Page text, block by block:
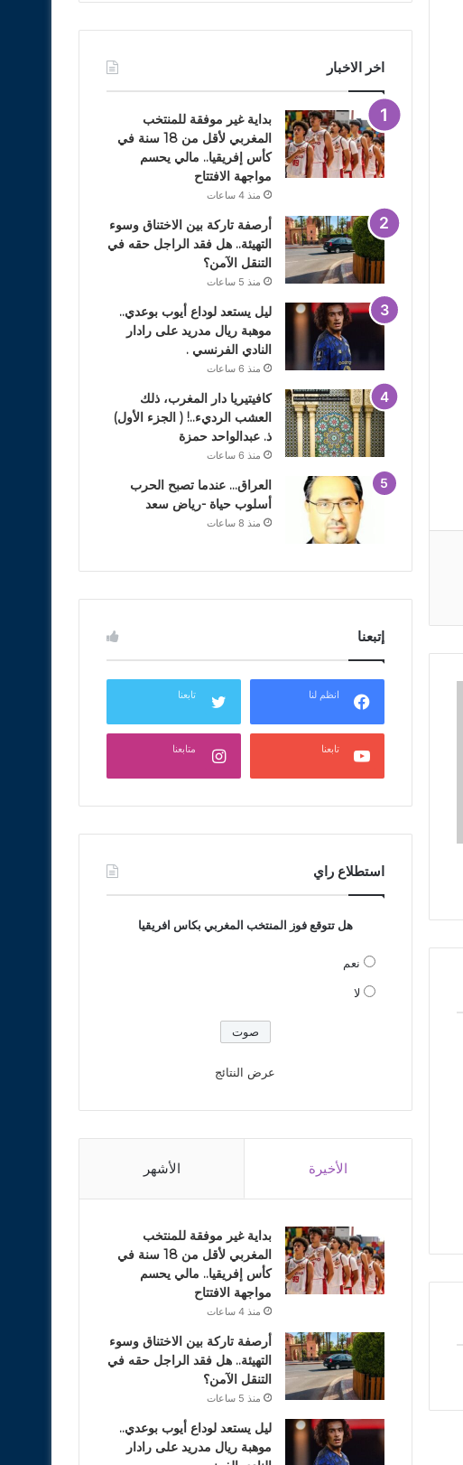
اخر الاخبار
بداية غير موفقة للمنتخب
المغربي لأقل من 18 سنة في
كأس إفريقيا.. مالي يحسم
مواجهة الافتتاح
منذ 4 ساعات
أرصفة تاركة بين الاختناق وسوء
التهيئة.. هل فقد الراجل حقه في
التنقل الآمن؟
منذ 5 ساعات
ليل يستعد لوداع أيوب بوعدي..
موهبة ريال مدريد على رادار
النادي الفرنسي .
منذ 6 ساعات
كافيتيريا دار المغرب، ذلك
العشب الرديء..! ( الجزء الأول)
ذ. عبدالواحد حمزة
منذ 6 ساعات
العراق… عندما تصبح الحرب
أسلوب حياة -رياض سعد
منذ 8 ساعات
إتبعنا
انظم لنا تابعنا
تابعنا متابعنا
استطلاع راي
هل تتوقع فوز المنتخب المغربي بكاس افريقيا
نعم
لا
عرض النتائج
الأخيرة الأشهر
بداية غير موفقة للمنتخب
المغربي لأقل من 18 سنة في
كأس إفريقيا.. مالي يحسم
مواجهة الافتتاح
منذ 4 ساعات
أرصفة تاركة بين الاختناق وسوء
التهيئة.. هل فقد الراجل حقه في
التنقل الآمن؟
منذ 5 ساعات
ليل يستعد لوداع أيوب بوعدي..
موهبة ريال مدريد على رادار